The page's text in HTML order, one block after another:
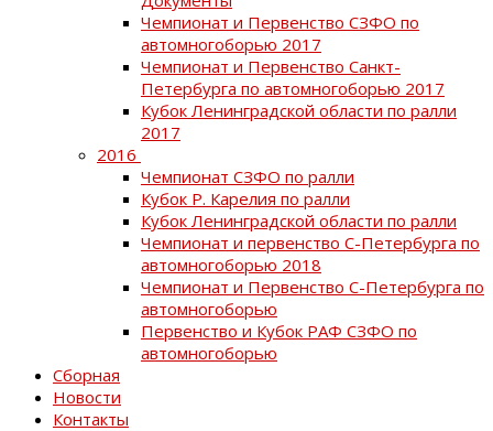
Чемпионат и Первенство СЗФО по
автомногоборью 2017
Чемпионат и Первенство Санкт-
Петербурга по автомногоборью 2017
Кубок Ленинградской области по ралли
2017
2016
Чемпионат СЗФО по ралли
Кубок Р. Карелия по ралли
Кубок Ленинградской области по ралли
Чемпионат и первенство С-Петербурга по
автомногоборью 2018
Чемпионат и Первенство С-Петербурга по
автомногоборью
Первенство и Кубок РАФ СЗФО по
автомногоборью
Сборная
Новости
Контакты